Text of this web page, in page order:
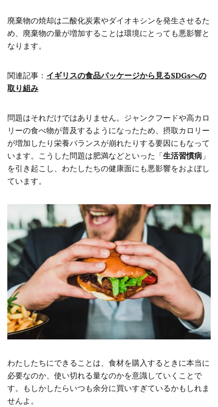
廃棄物の焼却は二酸化炭素やダイオキシンを発生させるた
め、廃棄物の量が増加することは環境にとっても悪影響と
なります。
関連記事： イギリスの食品パッケージから見るSDGsへの
取り組み
問題はそれだけではありません。ジャンクフードや高カロ
リーの食べ物が普及するようになったため、摂取カロリー
が増加したり栄養バランスが崩れたりする要因にもなって
います。こうした問題は肥満などといった「生活習慣病 」
を引き起こし、わたしたちの健康面にも悪影響をおよぼし
ています。
わたしたちにできることは、食材を購入するときに本当に
必要なのか、使い切れる量なのかを意識していくことで
す。もしかしたらいつも余分に買いすぎているかもしれま
せんよ。